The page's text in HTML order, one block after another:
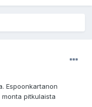
Espoonkartanon
pitkulaista